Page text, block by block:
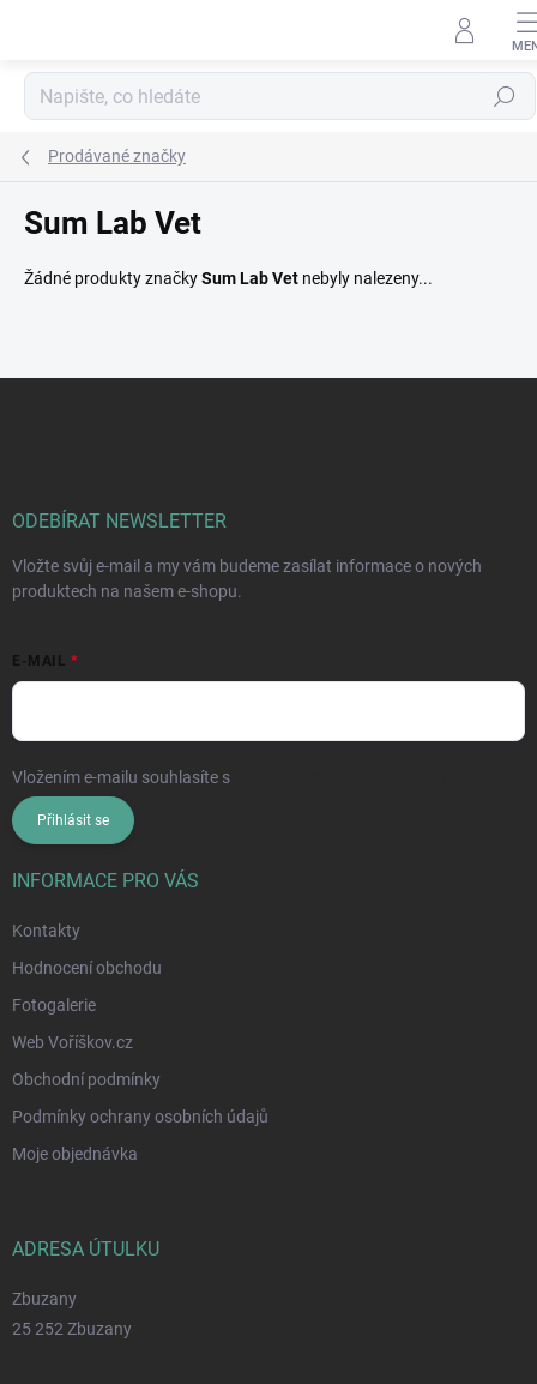
Hledat
Prodávané značky
Sum Lab Vet
Žádné produkty značkySum Lab Vet nebyly nalezeny...
ODEBÍRAT NEWSLETTER
Vložte svůj e-mail a my vám budeme zasílat informace o nových
produktech na našem e-shopu.
E-MAIL
Vložením e-mailu souhlasíte s
Přihlásit se
INFORMACE PRO VÁS
Kontakty
Hodnocení obchodu
Fotogalerie
Web Voříškov.cz
Obchodní podmínky
Podmínky ochrany osobních údajů
Moje objednávka
ADRESA ÚTULKU
Zbuzany
25 252 Zbuzany